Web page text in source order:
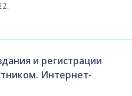
и регистрации
Интернет-